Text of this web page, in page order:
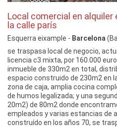
Local comercial en alquiler
la calle parís
Esquerra eixample - Barcelona
se traspasa local de negocio,
licencia c3 mixta, por 160.000
inmueble de 330m2 en total,
espacio construido de 230m2 en
zona de caja, amplia cocina
de humos legalizada; y una
20m2) de 80m2 donde
empleados y varias estancias de
construído en los años 70, se